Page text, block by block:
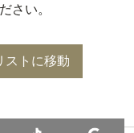
さい。
ストに移動